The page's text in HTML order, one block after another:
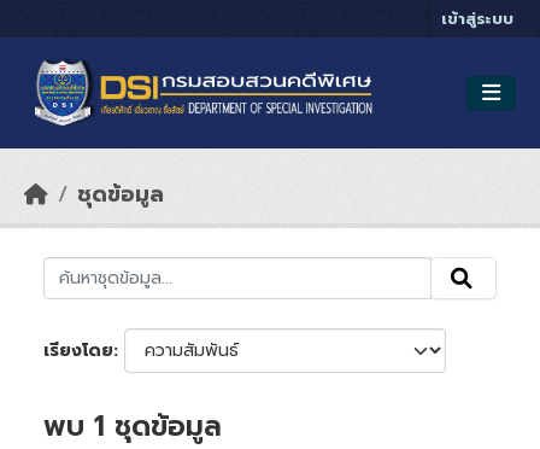
เข้าสู่ระบบ
ชุดข้อมูล
เรียงโดย
พบ 1 ชุดข้อมูล